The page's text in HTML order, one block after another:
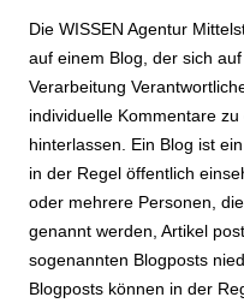
Die WISSEN Agentur
auf einem Blog, der sich
Verarbeitung
individuelle Kommentare
hinterlassen. Ein Blog ist
in der Regel öffentlich
oder mehrere Personen,
genannt werden, Artikel
sogenannten Blogposts
Blogposts können in der